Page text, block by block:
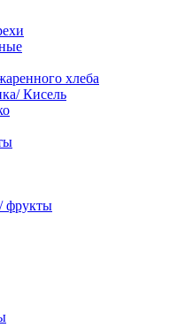
хлеба
Кисель
фрукты